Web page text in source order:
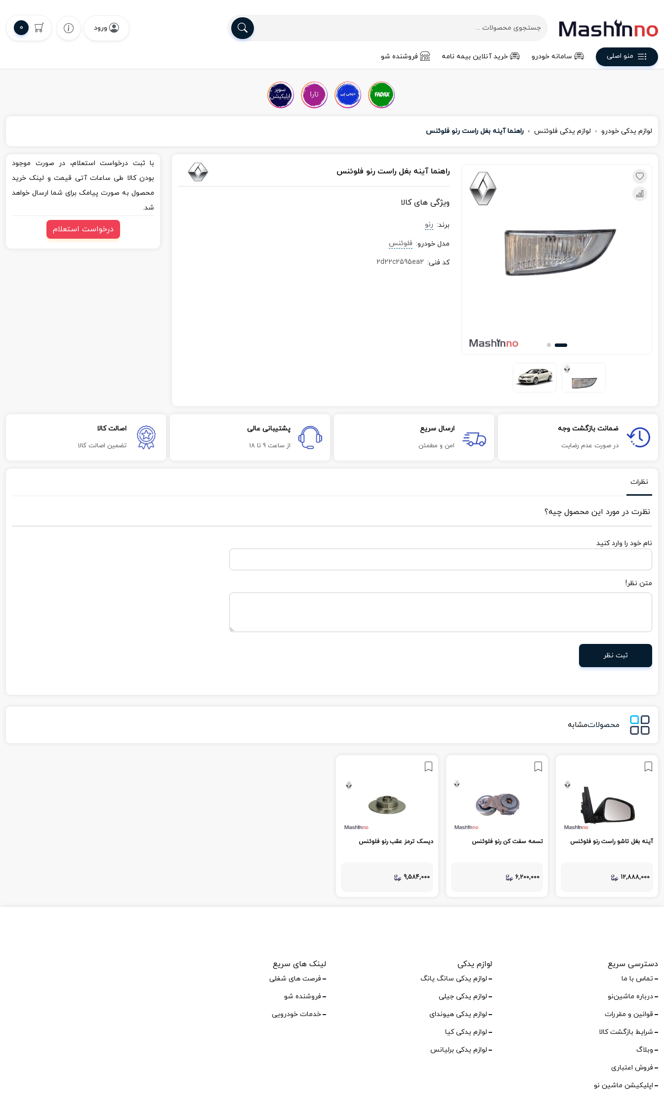
ورود 0
منو اصلی سامانه خودرو خرید آنلاین بیمه نامه فروشنده شو
لوازم یدکی خودرو لوازم یدکی فلوئنس راهنما آینه بغل راست رنو فلوئنس
راهنما آینه بغل راست رنو فلوئنس
ویژگی های کالا
برند: رنو
مدل خودرو: فلوئنس
کد فنی:
2d22c2595ea2
با ثبت درخواست استعلام، در صورت موجود
بودن کالا طی ساعات آتی قیمت و لینک خرید
محصول به صورت پیامک برای شما ارسال خواهد
شد.
درخواست استعلام
ضمانت بازگشت وجه
در صورت عدم رضایت
ارسال سریع
امن و مطمئن
پشتیبانی عالی
از ساعت 9 تا 18
اصالت کالا
تضمین اصالت کالا
نظرات
نظرت در مورد این محصول چیه؟
نام خود را وارد کنید
متن نظر!
ثبت نظر
محصولاتمشابه
آینه بغل تاشو راست رنو فلوئنس
12,888,000
تسمه سفت کن رنو فلوئنس
6,200,000
دیسک ترمز عقب رنو فلوئنس
9,584,000
دسترسی سریع
تماس با ما
درباره ماشین‌نو
قوانین و مقررات
شرایط بازگشت کالا
وبلاگ
فروش اعتباری
اپلیکیشن ماشین نو
لوازم یدکی
لوازم یدکی سانگ یانگ
لوازم یدکی جیلی
لوازم یدکی هیوندای
لوازم یدکی کیا
لوازم یدکی برلیانس
لینک های سریع
فرصت های شغلی
فروشنده شو
خدمات خودرویی